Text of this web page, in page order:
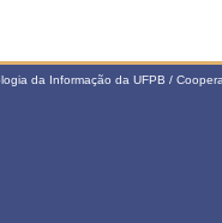
da Informação da UFPB /